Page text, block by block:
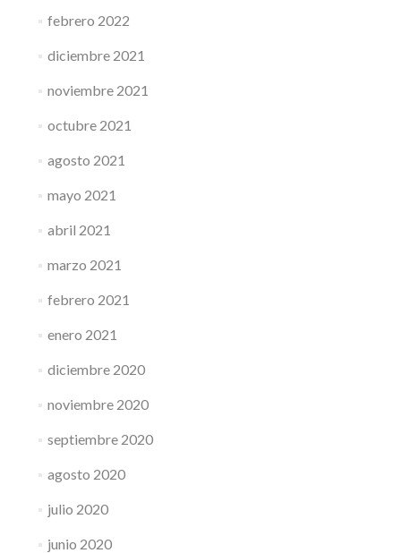
febrero 2022
diciembre 2021
noviembre 2021
octubre 2021
agosto 2021
mayo 2021
abril 2021
marzo 2021
febrero 2021
enero 2021
diciembre 2020
noviembre 2020
septiembre 2020
agosto 2020
julio 2020
junio 2020